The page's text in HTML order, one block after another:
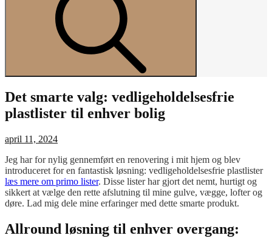
Det smarte valg: vedligeholdelsesfrie
plastlister til enhver bolig
Posted
april 11, 2024
Jeg har for nylig gennemført en renovering i mit hjem og blev
introduceret for en fantastisk løsning: vedligeholdelsesfrie plastlister
læs mere om primo lister. Disse lister har gjort det nemt, hurtigt og
sikkert at vælge den rette afslutning til mine gulve, vægge, lofter og
døre. Lad mig dele mine erfaringer med dette smarte produkt.
Allround løsning til enhver overgang: